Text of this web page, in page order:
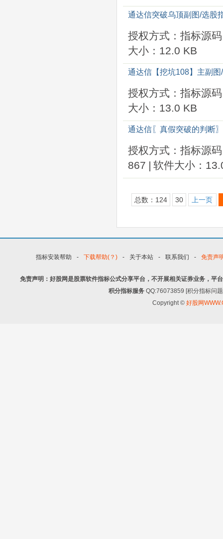
通达信突破乌顶副图/选股
授权方式：指标源码
大小：12.0 KB
通达信【挖坑108】主副
授权方式：指标源码
大小：13.0 KB
通达信〖真假突破的判断
授权方式：指标源码
867 | 软件大小：
总数：124 30 上一页
指标安装帮助 - 下载帮助(？) - 关于本站 - 联系我们 - 免责声
免责声明：好股网是股票软件指标公式分享平台，不开展相关证券业务，平
积分指标服务 QQ:76073859 [积分指标问
Copyright © 好股网